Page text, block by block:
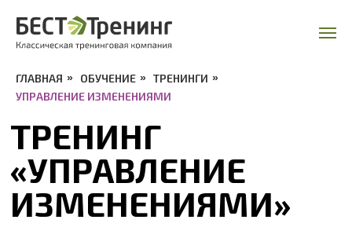
ГЛАВНАЯ » ОБУЧЕНИЕ » ТРЕНИНГИ »
УПРАВЛЕНИЕ ИЗМЕНЕНИЯМИ
«УПРАВЛЕНИЕ
ИЗМЕНЕНИЯМИ»